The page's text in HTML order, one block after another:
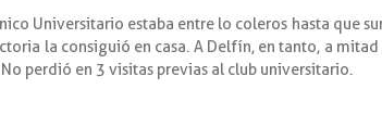
Universitario estaba entre lo coleros hasta que
la consiguió en casa. A Delfín, en tanto, a
perdió en 3 visitas previas al club universitario.